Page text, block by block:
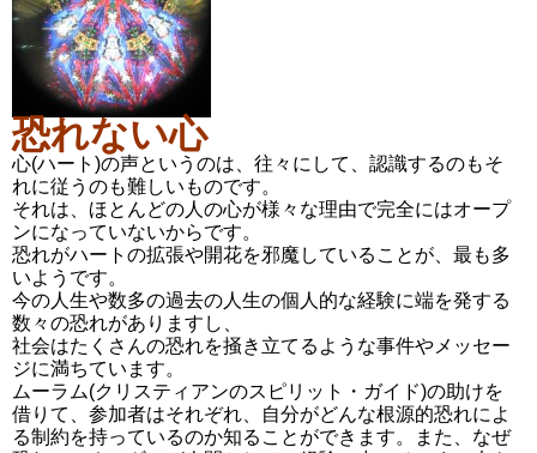
恐れない心
心(ハート)の声というのは、往々にして、認識するのもそ
れに従うのも難しいものです。
それは、ほとんどの人の心が様々な理由で完全にはオープ
ンになっていないからです。
恐れがハートの拡張や開花を邪魔していることが、最も多
いようです。
今の人生や数多の過去の人生の個人的な経験に端を発する
数々の恐れがありますし、
社会はたくさんの恐れを掻き立てるような事件やメッセー
ジに満ちています。
ムーラム(クリスティアンのスピリット・ガイド)の助けを
借りて、参加者はそれぞれ、自分がどんな根源的恐れによ
る制約を持っているのか知ることができます。また、なぜ